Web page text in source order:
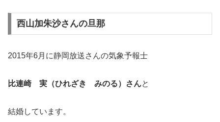
西山加朱沙さんの旦那
2015年6月に静岡放送さんの気象予報士
比連崎 実（ひれざき みのる）さんと
結婚しています。